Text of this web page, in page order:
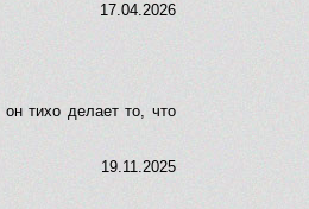
17.04.2026
тихо делает то, что
19.11.2025